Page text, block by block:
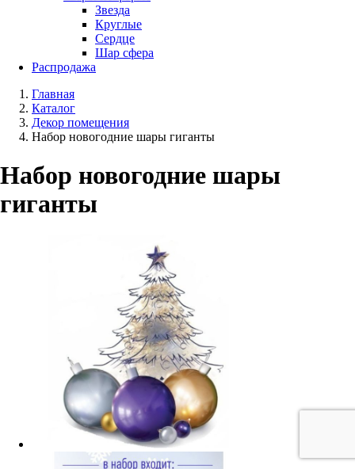
Звезда
Круглые
Сердце
Шар сфера
Распродажа
Главная
Каталог
Декор помещения
Набор новогодние шары гиганты
Набор новогодние шары
гиганты